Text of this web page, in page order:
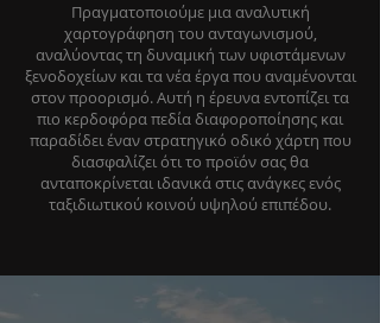
Πραγματοποιούμε μια αναλυτική
χαρτογράφηση του ανταγωνισμού,
αναλύοντας τη δυναμική των υφιστάμενων
ξενοδοχείων και τα νέα έργα που αναμένονται
στον προορισμό. Αυτή η έρευνα εντοπίζει τα
πιο κερδοφόρα πεδία διαφοροποίησης και
παραδίδει έναν στρατηγικό οδικό χάρτη που
διασφαλίζει ότι το προϊόν σας θα
ανταποκρίνεται ιδανικά στις ανάγκες ενός
ταξιδιωτικού κοινού υψηλού επιπέδου.